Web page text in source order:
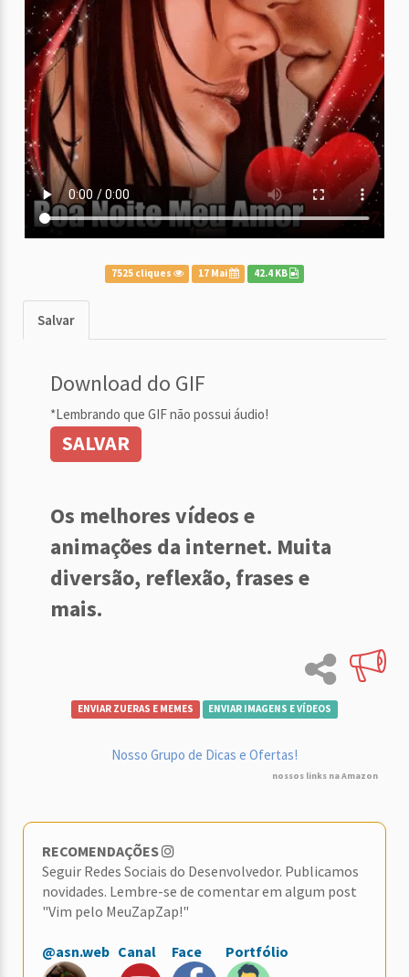
7525 cliques 17 Mai 42.4 KB
Salvar
Download do GIF
*Lembrando que GIF não possui áudio!
SALVAR
Os melhores vídeos e
animações da internet. Muita
diversão, reflexão, frases e
mais.
ENVIAR ZUERAS E MEMES ENVIAR IMAGENS E VÍDEOS
Nosso Grupo de Dicas e Ofertas!
nossos links na Amazon
RECOMENDAÇÕES
Seguir Redes Sociais do Desenvolvedor. Publicamos
novidades. Lembre-se de comentar em algum post
"Vim pelo MeuZapZap!"
@asn.web Canal Face Portfólio